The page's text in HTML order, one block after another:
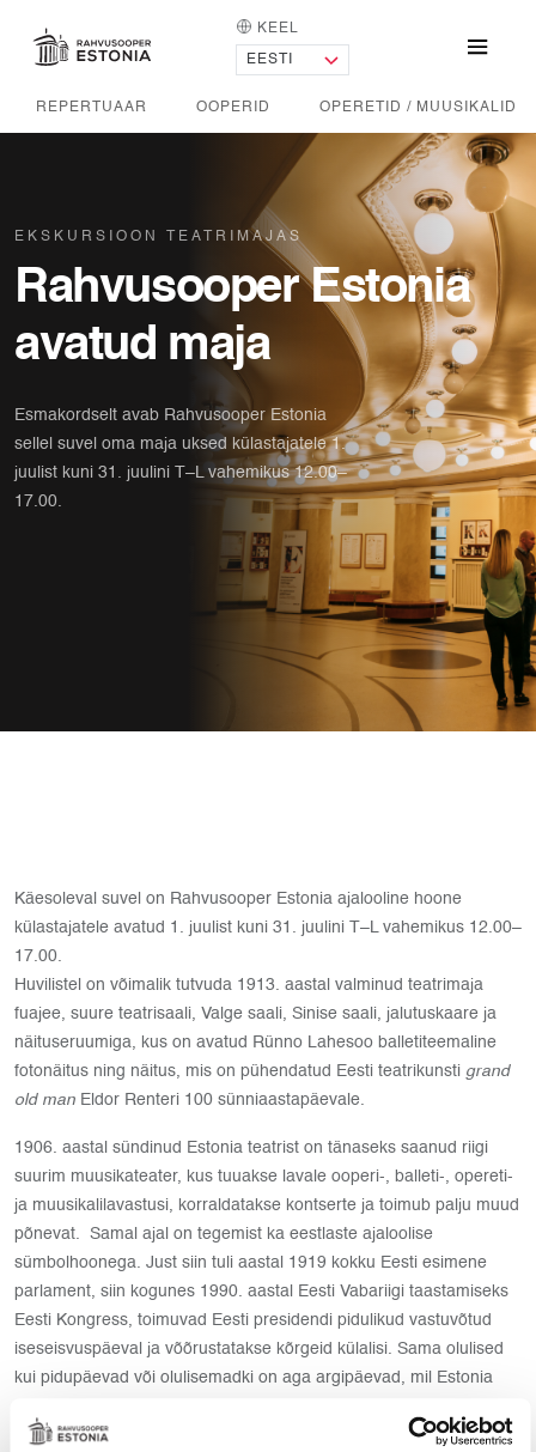
AVALEHT KEEL
REPERTUAAR OOPERID OPERETID / MUUSIKALID
EKSKURSIOON TEATRIMAJAS
Rahvusooper Estonia
avatud maja
Esmakordselt avab Rahvusooper Estonia
sellel suvel oma maja uksed külastajatele 1.
juulist kuni 31. juulini T–L vahemikus 12.00–
17.00.
Käesoleval suvel on Rahvusooper Estonia ajalooline hoone
külastajatele avatud 1. juulist kuni 31. juulini T–L vahemikus 12.00–
17.00.
Huvilistel on võimalik tutvuda 1913. aastal valminud teatrimaja
fuajee, suure teatrisaali, Valge saali, Sinise saali, jalutuskaare ja
näituseruumiga, kus on avatud Rünno Lahesoo balletiteemaline
fotonäitus ning näitus, mis on pühendatud Eesti teatrikunsti grand
old man Eldor Renteri 100 sünniaastapäevale.
1906. aastal sündinud Estonia teatrist on tänaseks saanud riigi
suurim muusikateater, kus tuuakse lavale ooperi-, balleti-, opereti-
ja muusikalilavastusi, korraldatakse kontserte ja toimub palju muud
põnevat. Samal ajal on tegemist ka eestlaste ajaloolise
sümbolhoonega. Just siin tuli aastal 1919 kokku Eesti esimene
parlament, siin kogunes 1990. aastal Eesti Vabariigi taastamiseks
Eesti Kongress, toimuvad Eesti presidendi pidulikud vastuvõtud
iseseisvuspäeval ja võõrustatakse kõrgeid külalisi. Sama olulised
kui pidupäevad või olulisemadki on aga argipäevad, mil Estonia
kultuurivaramuks nii kohalikele elanikele kui turistidele.